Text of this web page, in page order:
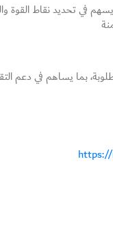
في تحديد نقاط القوة